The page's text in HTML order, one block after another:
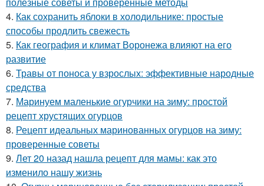
4. Как сохранить яблоки в холодильнике: простые
способы продлить свежесть
5. Как география и климат Воронежа влияют на его
развитие
6. Травы от поноса у взрослых: эффективные народные
средства
7. Маринуем маленькие огурчики на зиму: простой
рецепт хрустящих огурцов
8. Рецепт идеальных маринованных огурцов на зиму:
проверенные советы
9. Лет 20 назад нашла рецепт для мамы: как это
изменило нашу жизнь